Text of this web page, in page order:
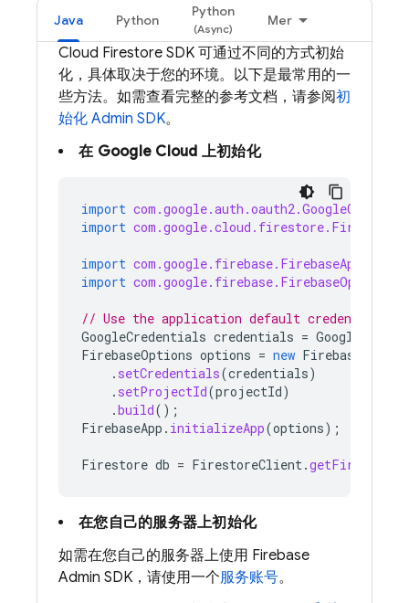
Java Python
Python
Mer
Cloud Firestore SDK 可通过不同的方式初始
化，具体取决于您的环境。以下是最常用的一
些方法。如需查看完整的参考文档，请参阅初
始化 Admin SDK。
在 Google Cloud 上初始化
import
import com.google.cloud.firestore.Firestore
import com.google.firebase.FirebaseApp
import com.google.firebase.FirebaseOptions
// Use the application default credentials
GoogleCredentials credentials =
FirebaseOptions options = new
. setCredentials(credentials)
. setProjectId(projectId)
.build();
FirebaseApp . initializeApp(options);
Firestore db = FirestoreClient.getFirestore
在您自己的服务器上初始化
如需在您自己的服务器上使用 Firebase
Admin SDK，请使用一个服务账号。